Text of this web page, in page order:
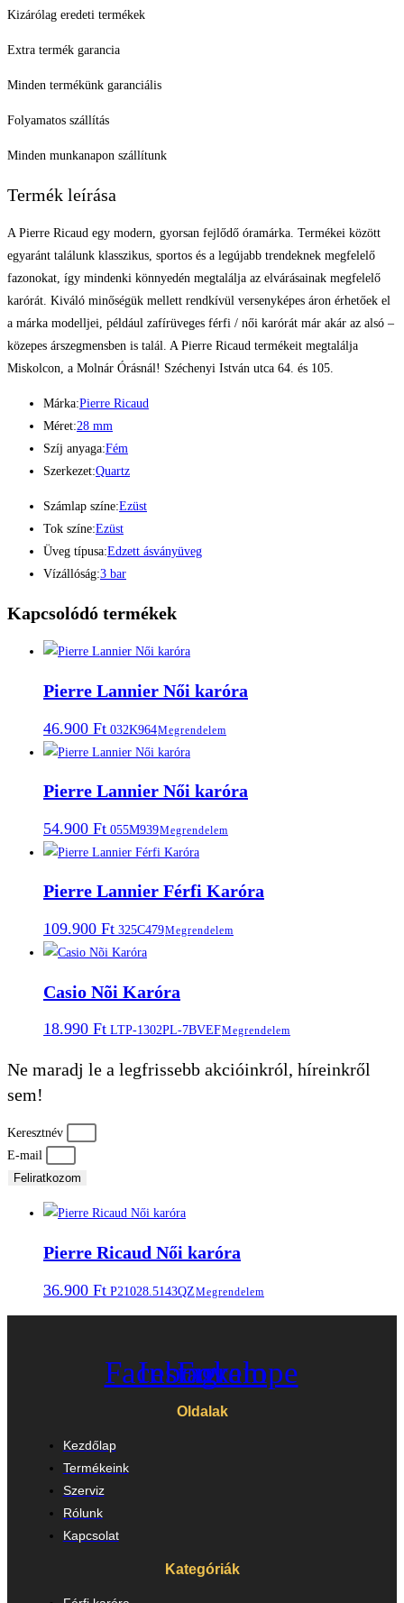
Kizárólag eredeti termékek
Extra termék garancia
Minden termékünk garanciális
Folyamatos szállítás
Minden munkanapon szállítunk
Termék leírása
A Pierre Ricaud egy modern, gyorsan fejlődő óramárka. Termékei között
egyaránt találunk klasszikus, sportos és a legújabb trendeknek megfelelő
fazonokat, így mindenki könnyedén megtalálja az elvárásainak megfelelő
karórát. Kiváló minőségük mellett rendkívül versenyképes áron érhetőek el
a márka modelljei, például zafírüveges férfi / női karórát már akár az alsó –
közepes árszegmensben is talál. A Pierre Ricaud termékeit megtalálja
Miskolcon, a Molnár Órásnál! Széchenyi István utca 64. és 105.
Márka:Pierre Ricaud
Méret:28 mm
Szíj anyaga:Fém
Szerkezet:Quartz
Számlap színe:Ezüst
Tok színe:Ezüst
Üveg típusa:Edzett ásványüveg
Vízállóság:3 bar
Kapcsolódó termékek
Pierre Lannier Női karóra
46.900 Ft 032K964Megrendelem
Pierre Lannier Női karóra
54.900 Ft 055M939Megrendelem
Pierre Lannier Férfi Karóra
109.900 Ft 325C479Megrendelem
Casio Nõi Karóra
18.990 Ft LTP-1302PL-7BVEFMegrendelem
Ne maradj le a legfrissebb akcióinkról, híreinkről
sem!
Keresztnév
E-mail
Feliratkozom
Pierre Ricaud Női karóra
36.900 Ft P21028.5143QZMegrendelem
Facebook
Instagram
Envelope
Oldalak
Kezdőlap
Termékeink
Szerviz
Rólunk
Kapcsolat
Kategóriák